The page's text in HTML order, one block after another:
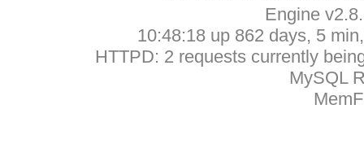
Engine
10:48:18 up 862 days, 5
HTTPD: 2 requests currently
MySQL